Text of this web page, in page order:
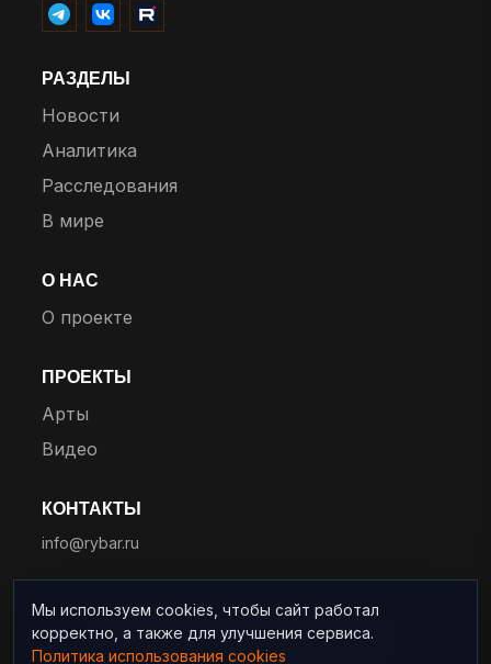
РАЗДЕЛЫ
Новости
Аналитика
Расследования
В мире
О НАС
О проекте
ПРОЕКТЫ
Арты
Видео
КОНТАКТЫ
info@rybar.ru
© 2025 RYBAR. Все права защищены.
Мы используем cookies, чтобы сайт работал
корректно, а также для улучшения сервиса.
Политика использования cookies